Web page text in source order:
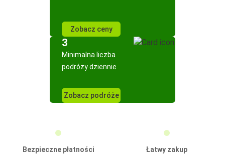
Zobacz ceny
3
Minimalna liczba
podróży dziennie
Zobacz podróże
Bezpieczne płatności
Łatwy zakup